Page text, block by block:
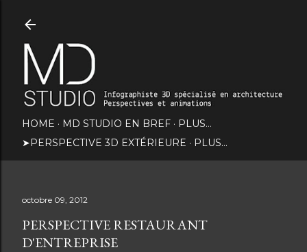
HOME MD STUDIO EN BREF
PLUS…
➤PERSPECTIVE 3D EXTÉRIEURE
PLUS…
octobre 09, 2012
PERSPECTIVE RESTAURANT
D'ENTREPRISE